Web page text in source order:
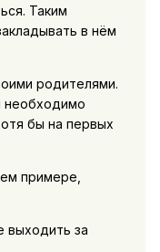
Таким
в нём
родителями.
необходимо
бы на первых
примере,
выходить за